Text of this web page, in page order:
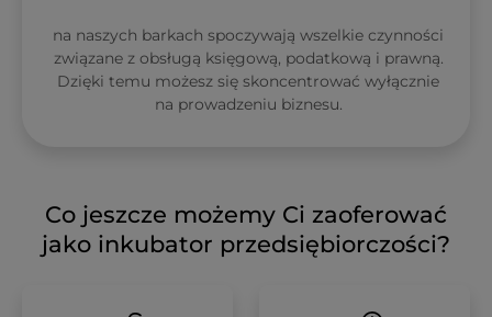
na naszych barkach spoczywają wszelkie czynności
związane z obsługą księgową, podatkową i prawną.
Dzięki temu możesz się skoncentrować wyłącznie
na prowadzeniu biznesu.
Co jeszcze możemy Ci zaoferować
jako inkubator przedsiębiorczości?